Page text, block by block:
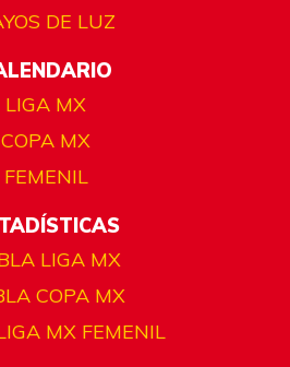
DE LUZ
LIGA MX
COPA MX
FEMENIL
LIGA MX
COPA MX
MX FEMENIL